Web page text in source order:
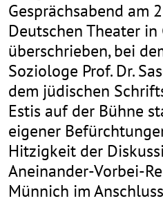
Gesprächsabend am
Deutschen Theater
überschrieben, bei
Soziologe Prof. Dr.
dem jüdischen
Estis auf der Bühne
eigener
Hitzigkeit der
Aneinander-Vorbei-
Münnich im